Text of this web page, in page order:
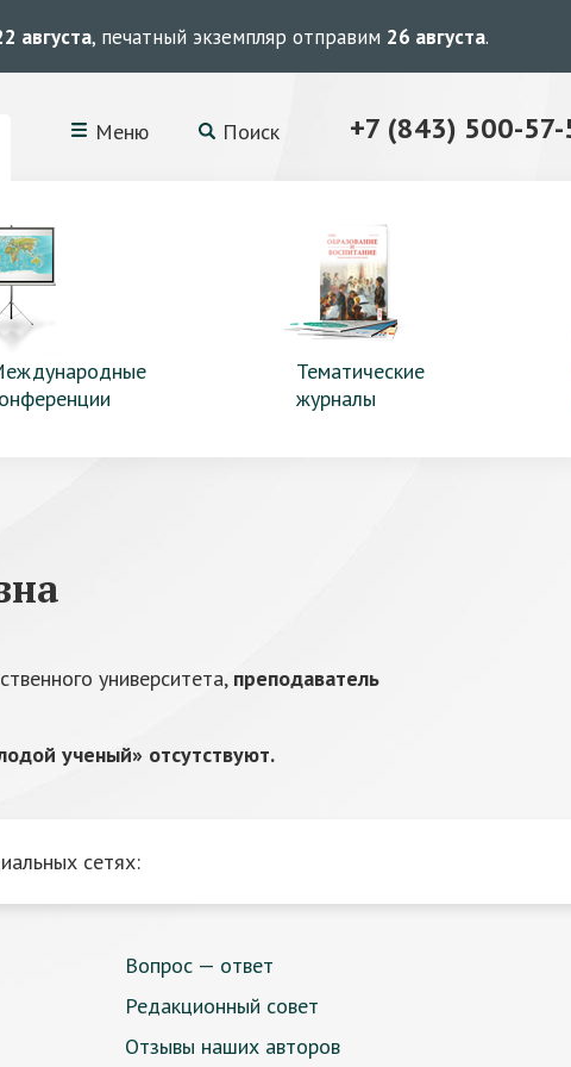
августа, печатный экземпляр отправим 26 августа.
Меню Поиск +7 (843) 500-57-
Тематические
журналы
университета, преподаватель
ученый» отсутствуют.
сетях:
Вопрос — ответ
Редакционный совет
Отзывы наших авторов